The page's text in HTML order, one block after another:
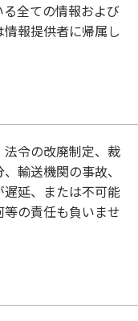
る全ての情報および
報提供者に帰属し
令の改廃制定、裁
輸送機関の事故、
延、または不可能
の責任も負いませ